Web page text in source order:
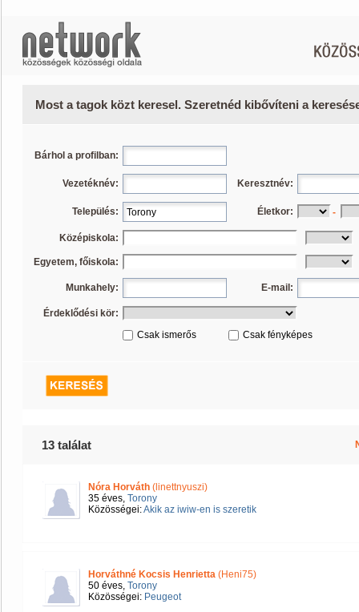
Most a tagok közt keresel. Szeretnéd kibővíteni a
Bárhol a profilban:
Vezetéknév: Keresztnév:
Település: Életkor: -
Középiskola:
Egyetem, főiskola:
Munkahely: E-mail:
Érdeklődési kör:
Csak ismerős
Csak fényképes
13 találat
Nóra Horváth (linettnyuszi)
35 éves, Torony
Közösségei:Akik az iwiw-en is szeretik
Horváthné Kocsis Henrietta (Heni75)
50 éves, Torony
Közösségei: Peugeot